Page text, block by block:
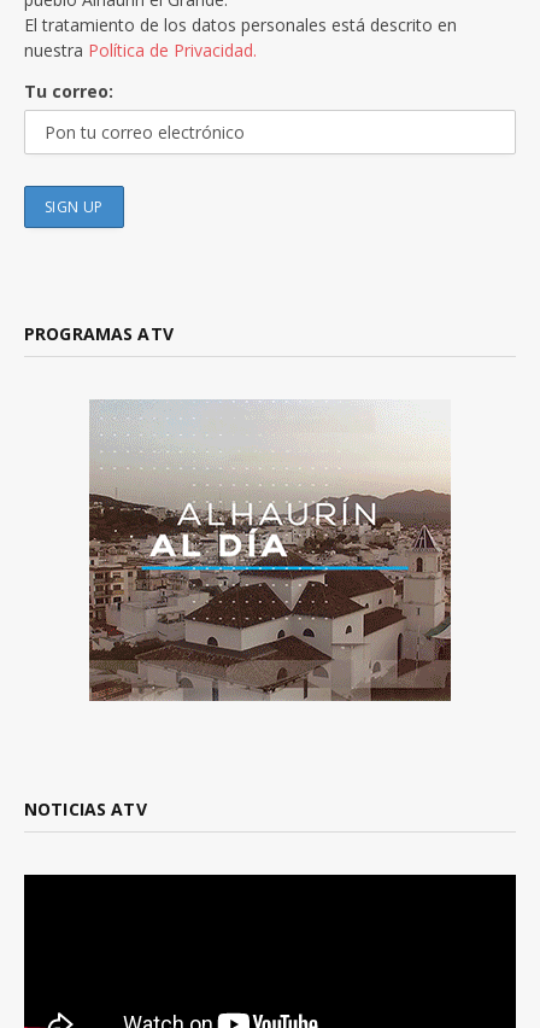
El tratamiento de los datos personales está descrito en
nuestra Política de Privacidad.
Tu correo:
PROGRAMAS ATV
NOTICIAS ATV